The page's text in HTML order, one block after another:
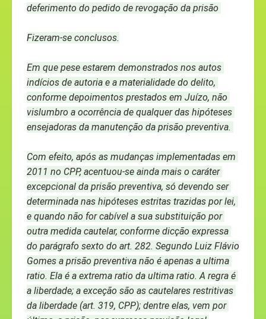
deferimento do pedido de revogação da prisão
Fizeram-se conclusos.
Em que pese estarem demonstrados nos autos
indícios de autoria e a materialidade do delito,
conforme depoimentos prestados em Juízo, não
vislumbro a ocorrência de qualquer das hipóteses
ensejadoras da manutenção da prisão preventiva.
Com efeito, após as mudanças implementadas em
2011 no CPP, acentuou-se ainda mais o caráter
excepcional da prisão preventiva, só devendo ser
determinada nas hipóteses estritas trazidas por lei,
e quando não for cabível a sua substituição por
outra medida cautelar, conforme dicção expressa
do parágrafo sexto do art. 282. Segundo Luiz Flávio
Gomes a prisão preventiva não é apenas a ultima
ratio. Ela é a extrema ratio da ultima ratio. A regra é
a liberdade; a exceção são as cautelares restritivas
da liberdade (art. 319, CPP); dentre elas, vem por